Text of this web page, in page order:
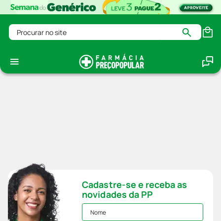
Procurar no site
Cadastre-se e receba as
novidades da PP